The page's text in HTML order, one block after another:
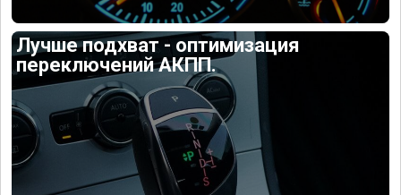
Лучше подхват - оптимизация
переключений АКПП.